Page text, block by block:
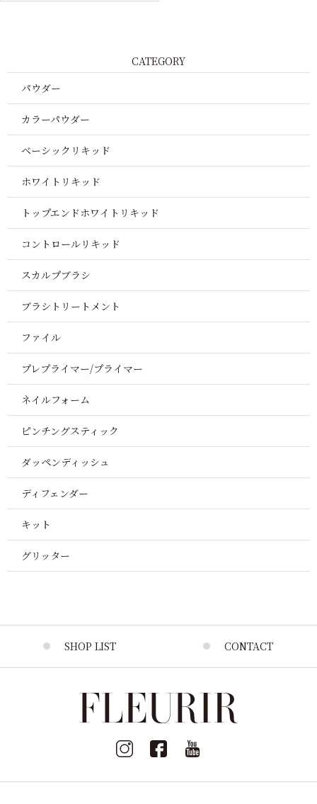
CATEGORY
パウダー
カラーパウダー
ベーシックリキッド
ホワイトリキッド
トップエンドホワイトリキッド
コントロールリキッド
スカルプブラシ
ブラシトリートメント
ファイル
プレプライマー/プライマー
ネイルフォーム
ピンチングスティック
ダッペンディッシュ
ディフェンダー
キット
グリッター
SHOP LIST CONTACT